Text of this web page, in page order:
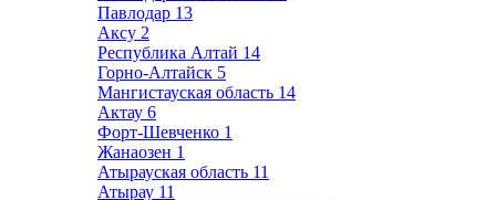
Павлодар 13
Аксу 2
Республика Алтай 14
Горно-Алтайск 5
Мангистауская область 14
Актау 6
Форт-Шевченко 1
Жанаозен 1
Атырауская область 11
Атырау 11